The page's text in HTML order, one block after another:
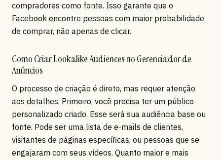
compradores como fonte. Isso garante que o
Facebook encontre pessoas com maior probabilidade
de comprar, não apenas de clicar.
Como Criar Lookalike Audiences no Gerenciador de
Anúncios
O processo de criação é direto, mas requer atenção
aos detalhes. Primeiro, você precisa ter um público
personalizado criado. Esse será sua audiência base ou
fonte. Pode ser uma lista de e-mails de clientes,
visitantes de páginas específicas, ou pessoas que se
engajaram com seus vídeos. Quanto maior e mais